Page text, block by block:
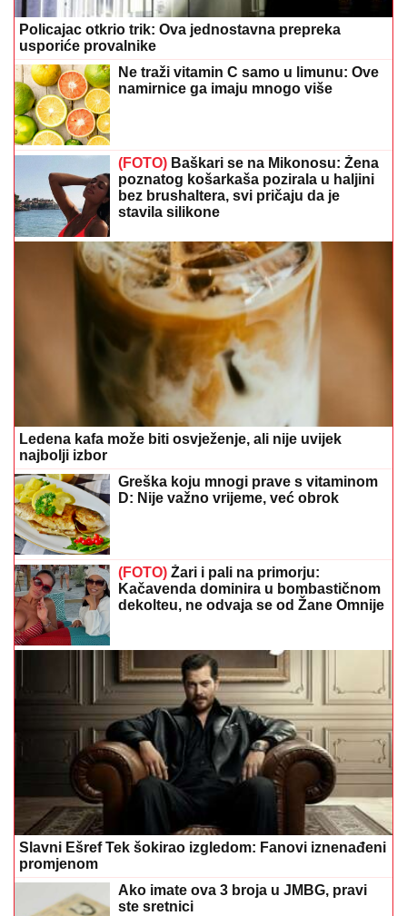
Policajac otkrio trik: Ova jednostavna prepreka
usporiće provalnike
Ne traži vitamin C samo u limunu: Ove
namirnice ga imaju mnogo više
(FOTO) Baškari se na Mikonosu: Žena
poznatog košarkaša pozirala u haljini
bez brushaltera, svi pričaju da je
stavila silikone
Ledena kafa može biti osvježenje, ali nije uvijek
najbolji izbor
Greška koju mnogi prave s vitaminom
D: Nije važno vrijeme, već obrok
(FOTO) Žari i pali na primorju:
Kačavenda dominira u bombastičnom
dekolteu, ne odvaja se od Žane Omnije
Slavni Ešref Tek šokirao izgledom: Fanovi iznenađeni
promjenom
Ako imate ova 3 broja u JMBG, pravi
ste sretnici